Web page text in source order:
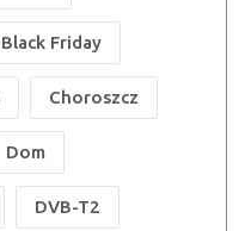
Black Friday
Choroszcz
Dom
DVB-T2